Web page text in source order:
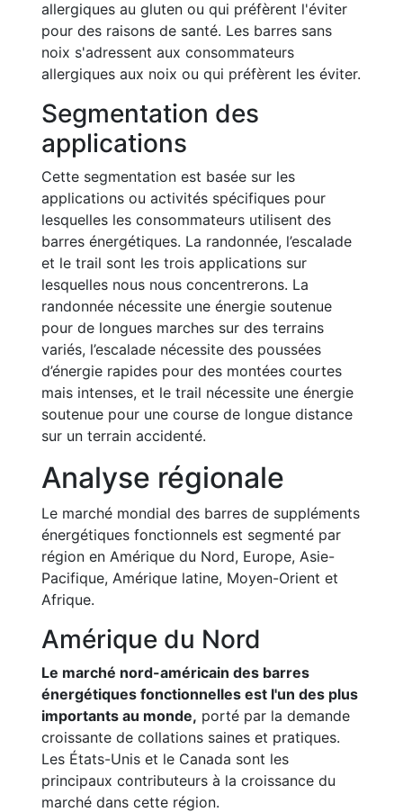
allergiques au gluten ou qui préfèrent l'éviter
pour des raisons de santé. Les barres sans
noix s'adressent aux consommateurs
allergiques aux noix ou qui préfèrent les éviter.
Segmentation des
applications
Cette segmentation est basée sur les
applications ou activités spécifiques pour
lesquelles les consommateurs utilisent des
barres énergétiques. La randonnée, l’escalade
et le trail sont les trois applications sur
lesquelles nous nous concentrerons. La
randonnée nécessite une énergie soutenue
pour de longues marches sur des terrains
variés, l’escalade nécessite des poussées
d’énergie rapides pour des montées courtes
mais intenses, et le trail nécessite une énergie
soutenue pour une course de longue distance
sur un terrain accidenté.
Analyse régionale
Le marché mondial des barres de suppléments
énergétiques fonctionnels est segmenté par
région en Amérique du Nord, Europe, Asie-
Pacifique, Amérique latine, Moyen-Orient et
Afrique.
Amérique du Nord
Le marché nord-américain des barres
énergétiques fonctionnelles est l'un des plus
importants au monde, porté par la demande
croissante de collations saines et pratiques.
Les États-Unis et le Canada sont les
principaux contributeurs à la croissance du
marché dans cette région.